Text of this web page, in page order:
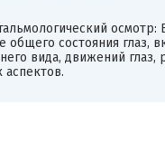
осмотр:
общего состояния глаз,
вида, движений глаз,
аспектов.